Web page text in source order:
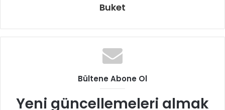
Buket
Bültene Abone Ol
Yeni güncellemeleri almak